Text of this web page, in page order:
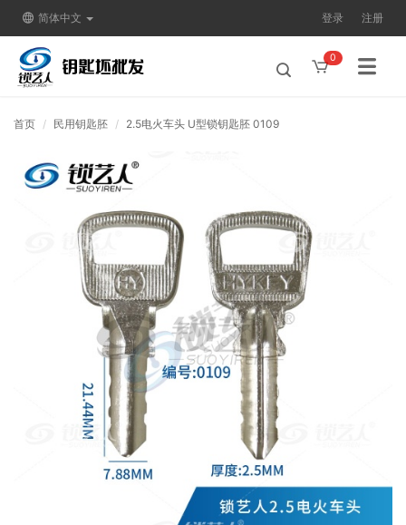
简体中文 登录 注册
0
首页 民用钥匙胚 2.5电火车头 U型锁钥匙胚 0109